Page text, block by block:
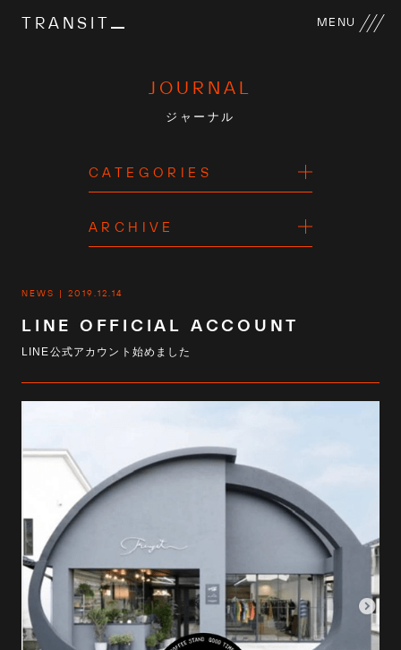
TRANSIT MENU
JOURNAL
ジャーナル
CATEGORIES
ARCHIVE
NEWS 2019.12.14
LINE OFFICIAL ACCOUNT
LINE公式アカウント始めました